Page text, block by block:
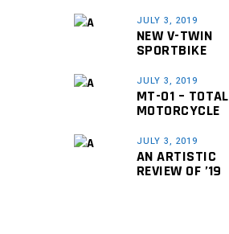
JULY 3, 2019
NEW V-TWIN
SPORTBIKE
JULY 3, 2019
MT-01 – TOTAL
MOTORCYCLE
JULY 3, 2019
AN ARTISTIC
REVIEW OF ’19